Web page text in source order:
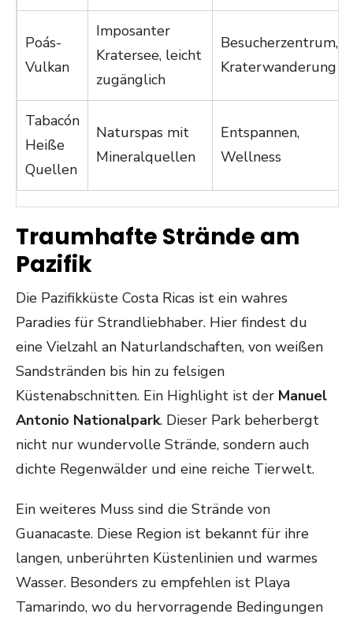
Poás-
Vulkan
Imposanter
Kratersee, leicht
zugänglich
Besucherzentrum,
Kraterwanderung
Tabacón
Heiße
Quellen
Naturspas mit
Mineralquellen
Entspannen,
Wellness
Traumhafte Strände am
Pazifik
Die Pazifikküste Costa Ricas ist ein wahres
Paradies für Strandliebhaber. Hier findest du
eine Vielzahl an Naturlandschaften, von weißen
Sandstränden bis hin zu felsigen
Küstenabschnitten. Ein Highlight ist der Manuel
Antonio Nationalpark. Dieser Park beherbergt
nicht nur wundervolle Strände, sondern auch
dichte Regenwälder und eine reiche Tierwelt.
Ein weiteres Muss sind die Strände von
Guanacaste. Diese Region ist bekannt für ihre
langen, unberührten Küstenlinien und warmes
Wasser. Besonders zu empfehlen ist Playa
Tamarindo, wo du hervorragende Bedingungen